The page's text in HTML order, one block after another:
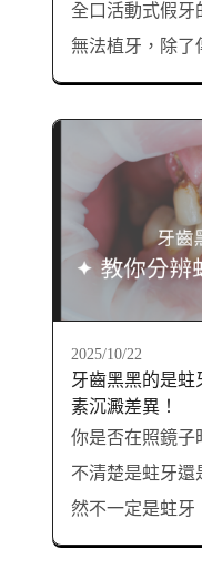
全口活動式假牙
無法植牙，除了
是值得考慮的選
牙的缺點與限制
2025/10/22
牙齒黑黑的是
素沉澱差異！
你是否在照鏡子
不清楚是蛀牙還
然不一定是蛀牙
會導致牙齒受損